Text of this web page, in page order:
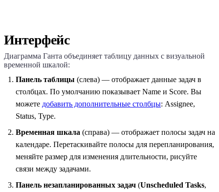
Интерфейс
Диаграмма Ганта объединяет таблицу данных с визуальной
временной шкалой:
Панель таблицы (слева) — отображает данные задач в
столбцах. По умолчанию показывает Name и Score. Вы
можете добавить дополнительные столбцы: Assignee,
Status, Type.
Временная шкала (справа) — отображает полосы задач на
календаре. Перетаскивайте полосы для перепланирования,
меняйте размер для изменения длительности, рисуйте
связи между задачами.
Панель незапланированных задач (Unscheduled Tasks,